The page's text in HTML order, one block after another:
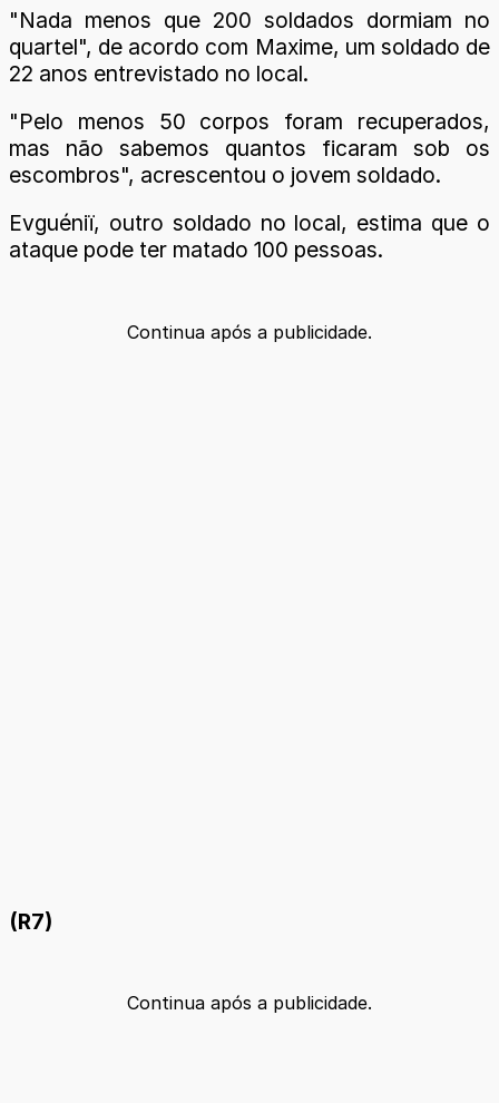
"Nada menos que 200 soldados dormiam no
quartel", de acordo com Maxime, um soldado de
22 anos entrevistado no local.
"Pelo menos 50 corpos foram recuperados,
mas não sabemos quantos ficaram sob os
escombros", acrescentou o jovem soldado.
Evguéniï, outro soldado no local, estima que o
ataque pode ter matado 100 pessoas.
Continua após a publicidade.
(R7)
Continua após a publicidade.